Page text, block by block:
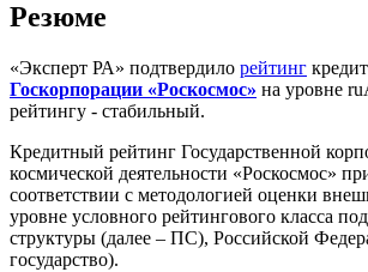
Резюме
«Эксперт РА» подтвердило рейтинг
Госкорпорации «Роскосмос» на уровне
рейтингу - стабильный.
Кредитный рейтинг Государственной
космической деятельности «Роскосмос»
соответствии с методологией оценки
уровне условного рейтингового класса
структуры (далее – ПС), Российской
государство).